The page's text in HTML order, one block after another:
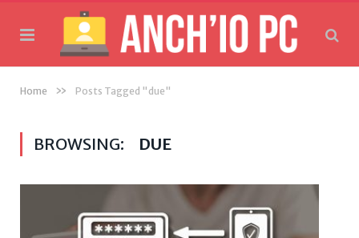
Home » Posts Tagged "due"
BROWSING: DUE